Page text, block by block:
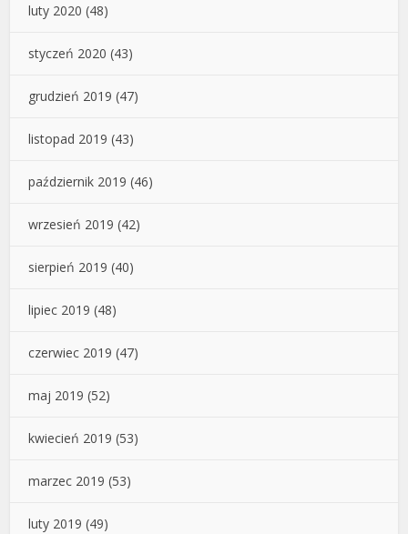
luty 2020 (48)
styczeń 2020 (43)
grudzień 2019 (47)
listopad 2019 (43)
październik 2019 (46)
wrzesień 2019 (42)
sierpień 2019 (40)
lipiec 2019 (48)
czerwiec 2019 (47)
maj 2019 (52)
kwiecień 2019 (53)
marzec 2019 (53)
luty 2019 (49)